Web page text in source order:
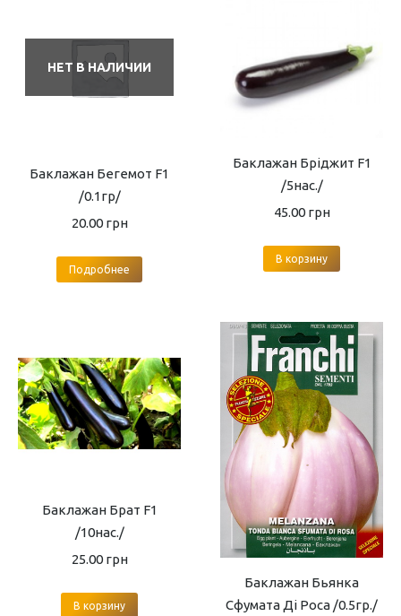
НЕТ В НАЛИЧИИ
Баклажан Бегемот F1
/0.1гр/
20.00 грн
Подробнее
Баклажан Бріджит F1
/5нас./
45.00 грн
В корзину
Баклажан Брат F1
/10нас./
25.00 грн
В корзину
Баклажан Бьянка
Сфумата Ді Роса /0.5гр./